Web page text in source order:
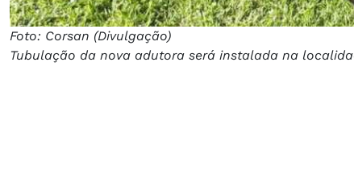
Foto: Corsan (Divulgação)
Tubulação da nova adutora será instalada na